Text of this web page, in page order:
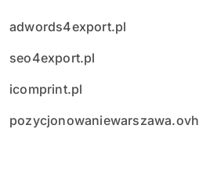
adwords4export.pl
seo4export.pl
icomprint.pl
pozycjonowaniewarszawa.ovh